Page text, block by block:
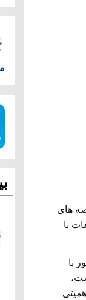
های
با
با